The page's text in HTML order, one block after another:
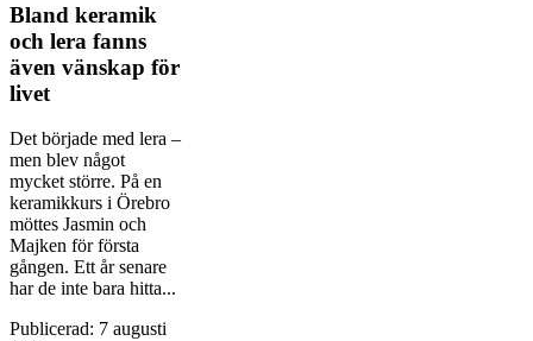
Bland keramik
och lera fanns
även vänskap för
livet
Det började med lera –
men blev något
mycket större. På en
keramikkurs i Örebro
möttes Jasmin och
Majken för första
gången. Ett år senare
har de inte bara hitta...
Publicerad: 7 augusti